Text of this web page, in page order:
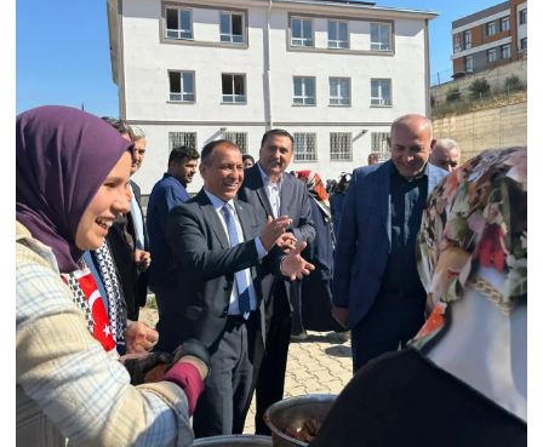
SEÇİM 2015
ÇEVRE
BİLİM VE TEKNOLOJİ
YARIŞMALAR
TANITIM
HABERDE İNSAN